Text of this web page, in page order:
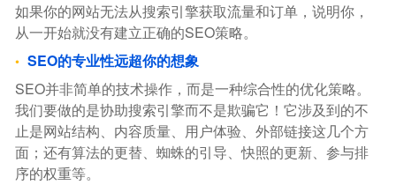
如果你的网站无法从搜索引擎获取流量和订单，说明你，
从一开始就没有建立正确的SEO策略。
SEO的专业性远超你的想象
SEO并非简单的技术操作，而是一种综合性的优化策略。
我们要做的是协助搜索引擎而不是欺骗它！它涉及到的不
止是网站结构、内容质量、用户体验、外部链接这几个方
面；还有算法的更替、蜘蛛的引导、快照的更新、参与排
序的权重等。